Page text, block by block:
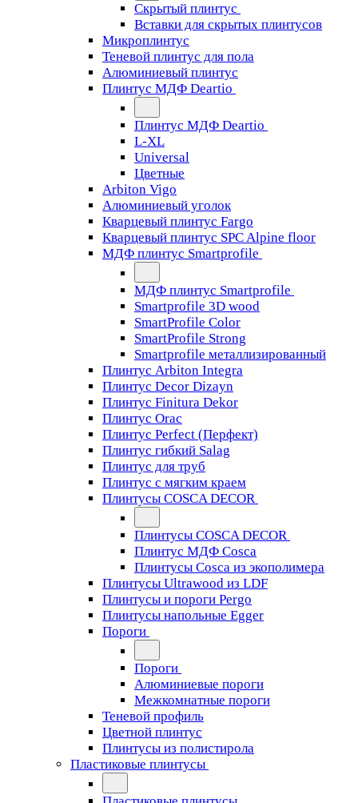
Скрытый плинтус
Вставки для скрытых плинтусов
Микроплинтус
Теневой плинтус для пола
Алюминиевый плинтус
Плинтус МДФ Deartio
Плинтус МДФ Deartio
L-XL
Universal
Цветные
Arbiton Vigo
Алюминиевый уголок
Кварцевый плинтус Fargo
Кварцевый плинтус SPC Alpine floor
МДФ плинтус Smartprofile
МДФ плинтус Smartprofile
Smartprofile 3D wood
SmartProfile Color
SmartProfile Strong
Smartprofile металлизированный
Плинтус Arbiton Integra
Плинтус Decor Dizayn
Плинтус Finitura Dekor
Плинтус Orac
Плинтус Perfect (Перфект)
Плинтус гибкий Salag
Плинтус для труб
Плинтус с мягким краем
Плинтусы COSCA DECOR
Плинтусы COSCA DECOR
Плинтус МДФ Cosca
Плинтусы Cosca из экополимера
Плинтусы Ultrawood из LDF
Плинтусы и пороги Pergo
Плинтусы напольные Egger
Пороги
Пороги
Алюминиевые пороги
Межкомнатные пороги
Теневой профиль
Цветной плинтус
Плинтусы из полистирола
Пластиковые плинтусы